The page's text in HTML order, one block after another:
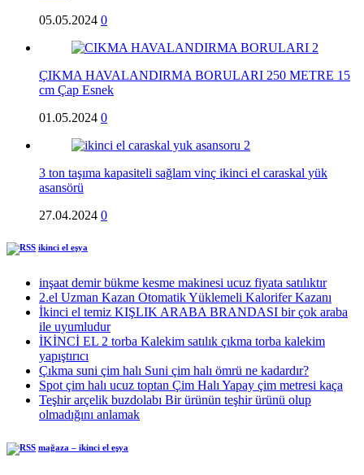
05.05.2024 0
ÇIKMA HAVALANDIRMA BORULARI 250 METRE 15
cm Çap Esnek
01.05.2024 0
3 ton taşıma kapasiteli sağlam vinç ikinci el caraskal yük
asansörü
27.04.2024 0
ikinci el eşya
inşaat demir bükme kesme makinesi ucuz fiyata satılıktır
2.el Uzman Kazan Otomatik Yüklemeli Kalorifer Kazanı
İkinci el temiz KIŞLIK ARABA BRANDASI bir çok araba
ile uyumludur
İKİNCİ EL 2 torba Kalekim satılık çıkma torba kalekim
yapıştırıcı
Çıkma suni çim halı Suni çim halı ömrü ne kadardır?
Spot çim halı ucuz toptan Çim Halı Yapay çim metresi kaça
Teşhir arçelik buzdolabı Bir ürünün teşhir ürünü olup
olmadığını anlamak
mağaza – ikinci el eşya